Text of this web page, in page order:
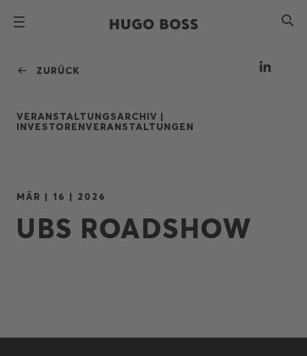
ZURÜCK
VERANSTALTUNGSARCHIV |
INVESTORENVERANSTALTUNGEN
MÄR | 16 | 2026
UBS ROADSHOW